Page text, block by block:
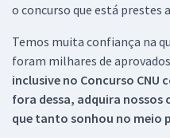
o concurso que está prestes
Temos muita confiança na
foram milhares de
inclusive no Concurso CNU
fora dessa, adquira nossos
que tanto sonhou no meio